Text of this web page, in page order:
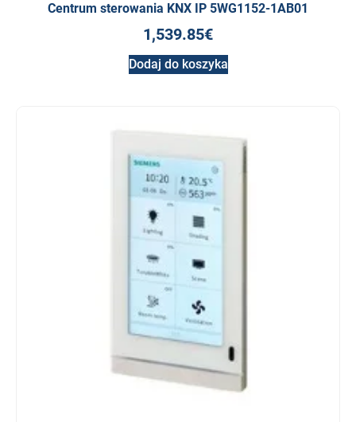
Centrum sterowania KNX IP 5WG1152-1AB01
1,539.85€
Dodaj do koszyka